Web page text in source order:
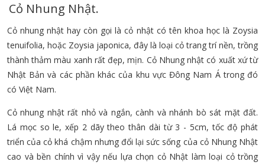
Cỏ Nhung Nhật.
Cỏ nhung nhật hay còn gọi là cỏ nhật có tên khoa học là Zoysia
tenuifolia, hoặc Zoysia japonica, đây là loại cỏ trang trí nền, trồng
thành thảm màu xanh rất đẹp, mịn. Cỏ Nhung nhật có xuất xứ từ
Nhật Bản và các phần khác của khu vực Đông Nam Á trong đó
có Việt Nam.
Cỏ nhung nhật rất nhỏ và ngắn, cành và nhánh bò sát mặt đất.
Lá mọc so le, xếp 2 dãy theo thân dài từ 3 - 5cm, tốc độ phát
triển của cỏ khá chậm nhưng đổi lại sức sống của cỏ Nhung Nhật
cao và bền chính vì vậy nếu lựa chọn cỏ Nhật làm loại cỏ trồng